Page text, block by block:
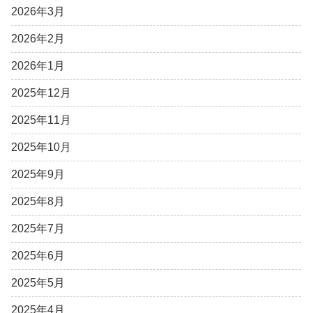
2026年3月
2026年2月
2026年1月
2025年12月
2025年11月
2025年10月
2025年9月
2025年8月
2025年7月
2025年6月
2025年5月
2025年4月